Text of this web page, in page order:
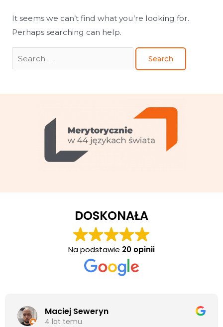
It seems we can’t find what you’re looking for.
Perhaps searching can help.
DOSKONAŁA
Na podstawie 20 opinii
Maciej Seweryn
4 lat temu